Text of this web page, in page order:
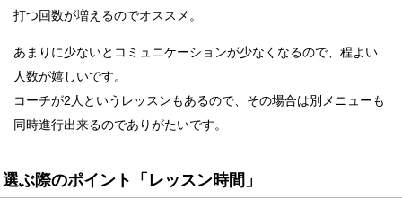
打つ回数が増えるのでオススメ。
あまりに少ないとコミュニケーションが少なくなるので、程よい
人数が嬉しいです。
コーチが2人というレッスンもあるので、その場合は別メニューも
同時進行出来るのでありがたいです。
選ぶ際のポイント「レッスン時間」